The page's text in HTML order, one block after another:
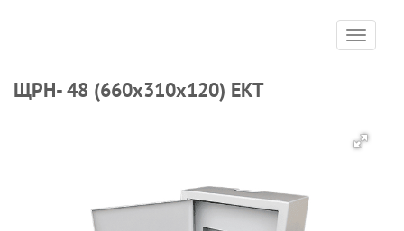
Toggle
ЩРН- 48 (660x310x120) EKT